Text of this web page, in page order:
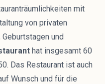
mit
von privaten
und
hat insgesamt 60
Das Restaurant ist auch
Wunsch und für die